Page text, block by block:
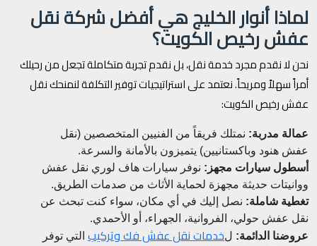
لماذا أنوار الخليج هي أفضل شركة نقل
عفش رخيص الكويت؟
نحن لا نقدم مجرد خدمة نقل، بل نقدم تجربة متكاملة تجعل من رحيلك
أمراً سهلاً ومريحاً. نعتمد على استراتيجيات توفير التكلفة لنمنحك نقل
عفش رخيص الكويت:
عمالة مدربة: نمتلك فريقاً من الفنيين المتخصصين (نقل
عفش هنود وباكستانيين) يتميزون بالأمانة والسرعة.
أسطول سيارات مجهز: نوفر سيارات هاف لوري نقل عفش
ووانيتات حديثة مجهزة لحماية الأثاث من صدمات الطريق.
تغطية شاملة: نصل إليك في أي مكان، سواء كنت تبحث عن
نقل عفش حولي، الفروانية، الجهراء، أو الأحمدي.
عروضنا الدائمة: لخدمات نقل عفش فك وتركيب التي توفر